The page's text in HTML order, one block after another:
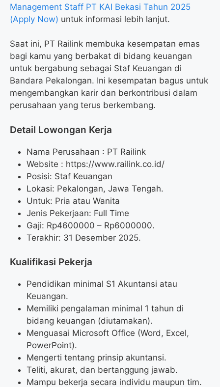
Management Staff PT KAI Bekasi Tahun 2025
(Apply Now) untuk informasi lebih lanjut.
Saat ini, PT Railink membuka kesempatan emas
bagi kamu yang berbakat di bidang keuangan
untuk bergabung sebagai Staf Keuangan di
Bandara Pekalongan. Ini kesempatan bagus untuk
mengembangkan karir dan berkontribusi dalam
perusahaan yang terus berkembang.
Detail Lowongan Kerja
Nama Perusahaan : PT Railink
Website : https://www.railink.co.id/
Posisi: Staf Keuangan
Lokasi: Pekalongan, Jawa Tengah.
Untuk: Pria atau Wanita
Jenis Pekerjaan: Full Time
Gaji: Rp4600000 – Rp6000000.
Terakhir: 31 Desember 2025.
Kualifikasi Pekerja
Pendidikan minimal S1 Akuntansi atau
Keuangan.
Memiliki pengalaman minimal 1 tahun di
bidang keuangan (diutamakan).
Menguasai Microsoft Office (Word, Excel,
PowerPoint).
Mengerti tentang prinsip akuntansi.
Teliti, akurat, dan bertanggung jawab.
Mampu bekerja secara individu maupun tim.